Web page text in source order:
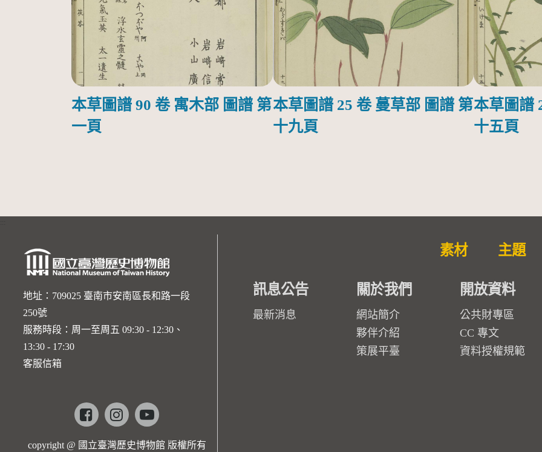
本草圖譜 90 卷 寓木部 圖譜 第
一頁
本草圖譜 25 卷 蔓草部 圖譜 第
十九頁
本草圖譜
十五頁
地址：709025 臺南市安南區長和路一段
250號
服務時段：周一至周五 09:30 - 12:30、
13:30 - 17:30
客服信箱
Facebookinstagramyoutube
copyright @ 國立臺灣歷史博物館 版權所有
素材 主題
訊息公告
最新消息
關於我們
網站簡介
夥伴介紹
策展平臺
開放資料
公共財專區
CC 專文
資料授權規範